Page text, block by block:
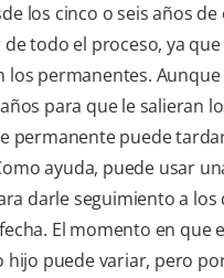
los cinco o seis años de
todo el proceso, ya que
los permanentes.
para que le salieran
permanente puede
ayuda, puede usar
darle seguimiento a los
El momento en que
hijo puede variar, pero